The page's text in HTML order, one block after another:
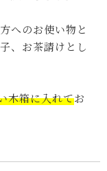
へのお使い物と
、お茶請けとし
木箱に入れてお